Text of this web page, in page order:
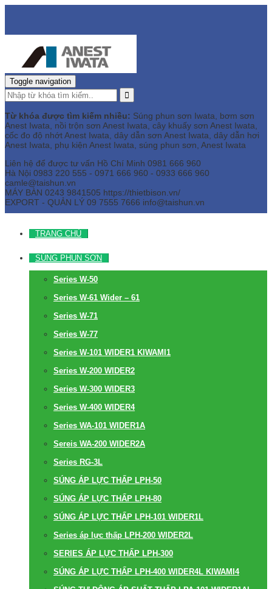
Toggle navigation
Từ khóa được tìm kiếm nhiều: Súng phun sơn Iwata, bơm sơn
Anest Iwata, nồi trộn sơn Anest Iwata, cây khuấy sơn Anest Iwata,
cốc đo độ nhớt Anest Iwata, dây dẫn sơn Anest Iwata, dây dẫn hơi
Anest Iwata, phụ kiện Anest Iwata, súng phun sơn, Anest Iwata
Liên hệ để được tư vấn Hồ Chí Minh 0981 666 960
Hà Nội 0983 220 555 - 0971 666 960 - 0933 666 960
camle@taishun.vn
MÁY BÀN 0243 9841505 https://thietbison.vn/
EXPORT - QUẢN LÝ 09 7555 7666 info@taishun.vn
TRANG CHỦ
SÚNG PHUN SƠN
Series W-50
Series W-61 Wider – 61
Series W-71
Series W-77
Series W-101 WIDER1 KIWAMI1
Series W-200 WIDER2
Series W-300 WIDER3
Series W-400 WIDER4
Series WA-101 WIDER1A
Sereis WA-200 WIDER2A
Series RG-3L
SÚNG ÁP LỰC THẤP LPH-50
SÚNG ÁP LỰC THẤP LPH-80
SÚNG ÁP LỰC THẤP LPH-101 WIDER1L
Series áp lực thấp LPH-200 WIDER2L
SERIES ÁP LỰC THẤP LPH-300
SÚNG ÁP LỰC THẤP LPH-400 WIDER4L KIWAMI4